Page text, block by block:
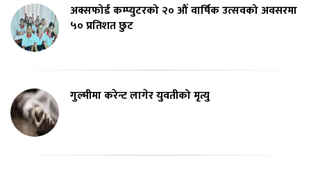
अक्सफोर्ड कम्प्युटरको २० औं वार्षिक उत्सवको अवसरमा
५० प्रतिशत छुट
गुल्मीमा करेन्ट लागेर युवतीको मृत्यु